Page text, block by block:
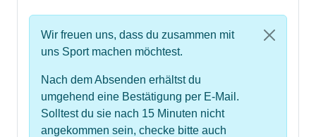
Wir freuen uns, dass du zusammen mit
uns Sport machen möchtest.
Nach dem Absenden erhältst du
umgehend eine Bestätigung per E-Mail.
Solltest du sie nach 15 Minuten nicht
angekommen sein, checke bitte auch